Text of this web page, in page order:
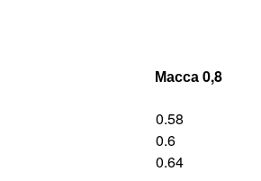
Масса 0,8
0.58
0.6
0.64